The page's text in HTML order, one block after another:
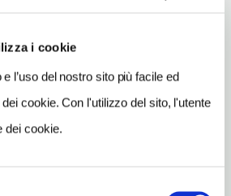
i cookie
l’uso del nostro sito più facile ed
cookie. Con l'utilizzo del sito, l'utente
dei cookie.